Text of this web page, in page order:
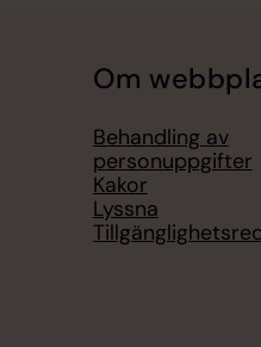
Om
Behandling av
personuppgifter
Kakor
Lyssna